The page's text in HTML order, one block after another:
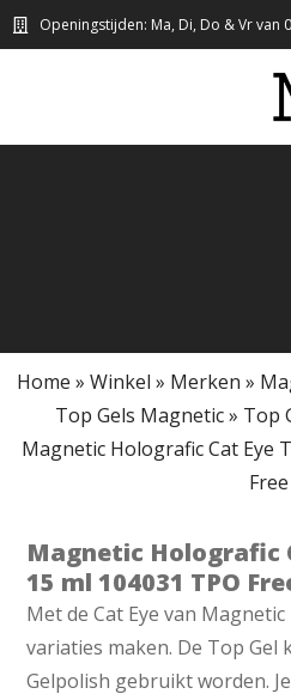
Openingstijden: Ma, Di, Do & Vr van
Home » Winkel » Merken »
Top Gels Magnetic» Top
Magnetic Holografic Cat Eye
Free
Magnetic Holografic
15 ml 104031 TPO
Met de Cat Eye van
variaties maken. De Top Gel
Gelpolish gebruikt worden.